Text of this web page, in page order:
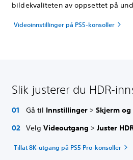
bildekvaliteten av oppsettet på
Videoinnstillinger på PS5-konsoller
Slik justerer du HDR-
Gå til Innstillinger>Skjerm
VelgVideoutgang >Juster
Tillat 8K-utgang på PS5 Pro-konsoller